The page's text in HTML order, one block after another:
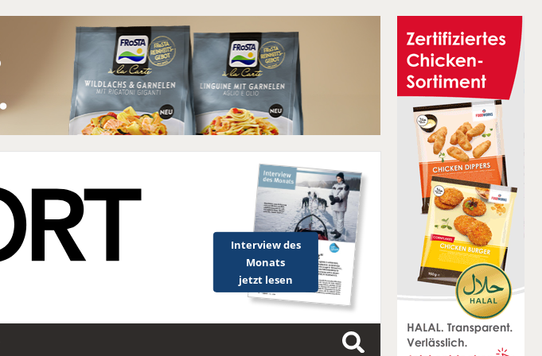
Interview des
Monats
jetzt lesen